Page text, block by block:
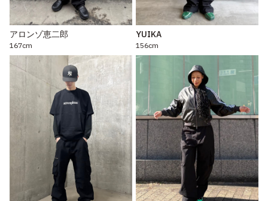
アロンゾ恵二郎
167cm
YUIKA
156cm